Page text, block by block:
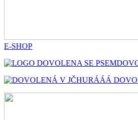
E-SHOP
HURÁÁÁ